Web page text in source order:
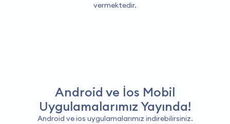
vermektedir.
Android ve İos Mobil
Uygulamalarımız Yayında!
Android ve ios uygulamalarımız indirebilirsiniz.